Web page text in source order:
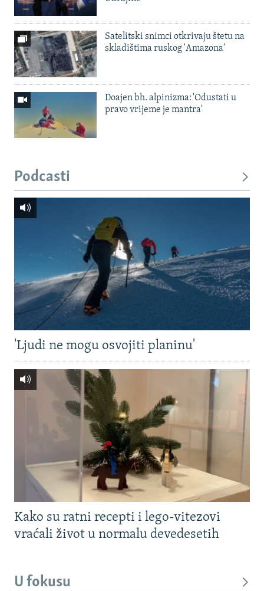
Satelitski snimci otkrivaju štetu na
skladištima ruskog 'Amazona'
Doajen bh. alpinizma: 'Odustati u
pravo vrijeme je mantra'
Podcasti
'Ljudi ne mogu osvojiti planinu'
Kako su ratni recepti i lego-vitezovi
vraćali život u normalu devedesetih
U fokusu